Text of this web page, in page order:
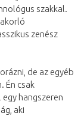
szakkal.
zenész
de az egyéb
Én csak
hangszeren
aki